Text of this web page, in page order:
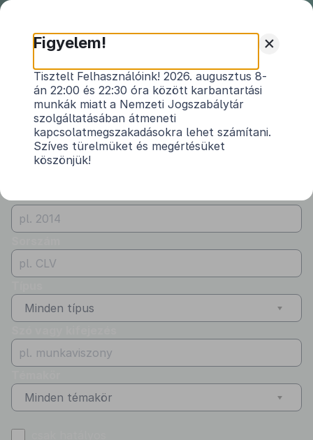
Önkormányzati
rendeletek
Önkormányzati rendeletek
Vármegye
Vas
Kibocsátó
Kercaszomor Község Önkormányzata
Minden típus
Minden témakör
+
Figyelem!
Tisztelt Felhasználóink! 2026. augusztus 8-
án 22:00 és 22:30 óra között karbantartási
munkák miatt a Nemzeti Jogszabálytár
szolgáltatásában átmeneti
kapcsolatmegszakadásokra lehet számítani.
Szíves türelmüket és megértésüket
köszönjük!